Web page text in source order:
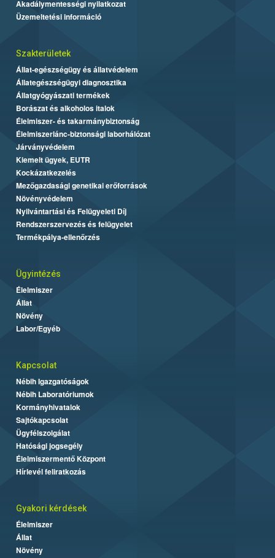
Akadálymentességi nyilatkozat
Üzemeltetési információ
Szakterületek
Állat-egészségügy és állatvédelem
Állategészségügyi diagnosztika
Állatgyógyászati termékek
Borászat és alkoholos italok
Élelmiszer- és takarmánybiztonság
Élelmiszerlánc-biztonsági laborhálózat
Járványvédelem
Kiemelt ügyek, EUTR
Kockázatkezelés
Mezőgazdasági genetikai erőforrások
Növényvédelem
Nyilvántartási és Felügyeleti Díj
Rendszerszervezés és felügyelet
Termékpálya-ellenőrzés
Ügyintézés
Élelmiszer
Állat
Növény
Labor/Egyéb
Kapcsolat
Nébih Igazgatóságok
Nébih Laboratóriumok
Kormányhivatalok
Sajtókapcsolat
Ügyfélszolgálat
Hatósági jogsegély
Élelmiszermentő Központ
Hírlevél feliratkozás
Gyakori kérdések
Élelmiszer
Állat
Növény